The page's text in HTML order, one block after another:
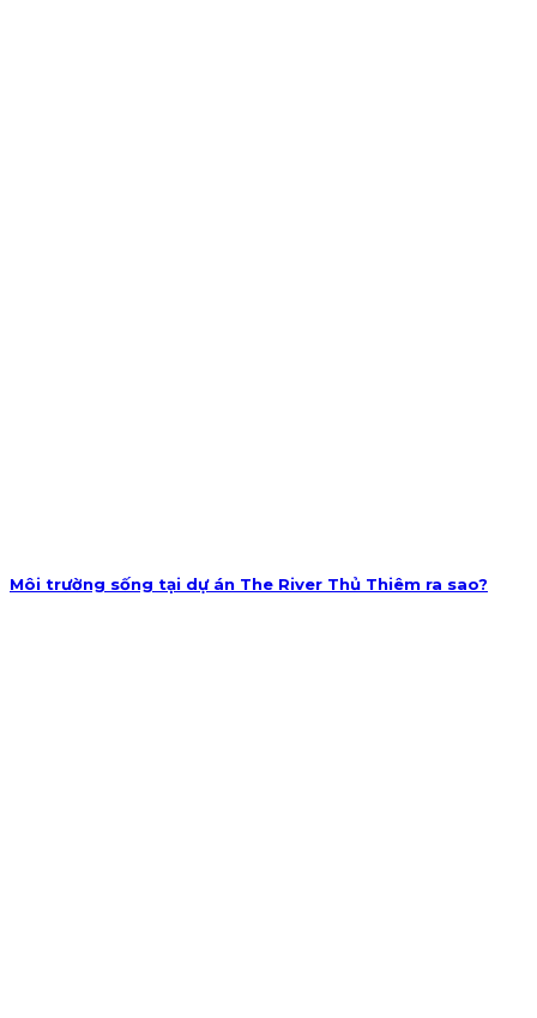
Môi trường sống tại dự án The River Thủ Thiêm ra sao?